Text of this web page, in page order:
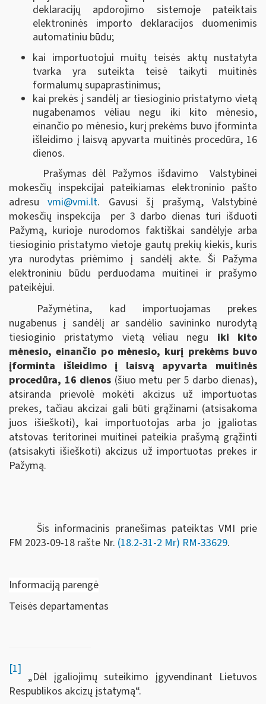
deklaracijų apdorojimo sistemoje pateiktais
elektroninės importo deklaracijos duomenimis
automatiniu būdu;
kai importuotojui muitų teisės aktų nustatyta
tvarka yra suteikta teisė taikyti muitinės
formalumų supaprastinimus;
kai prekės į sandėlį ar tiesioginio pristatymo vietą
nugabenamos vėliau negu iki kito mėnesio,
einančio po mėnesio, kurį prekėms buvo įforminta
išleidimo į laisvą apyvarta muitinės procedūra, 16
dienos.
Prašymas dėl Pažymos išdavimo Valstybinei
mokesčių inspekcijai pateikiamas elektroninio pašto
adresuvmi@vmi.lt. Gavusi šį prašymą, Valstybinė
mokesčių inspekcija per 3 darbo dienas turi išduoti
Pažymą, kurioje nurodomos faktiškai sandėlyje arba
tiesioginio pristatymo vietoje gautų prekių kiekis, kuris
yra nurodytas priėmimo į sandėlį akte. Ši Pažyma
elektroniniu būdu perduodama muitinei ir prašymo
pateikėjui.
Pažymėtina, kad importuojamas prekes
nugabenus į sandėlį ar sandėlio savininko nurodytą
tiesioginio pristatymo vietą vėliau negu iki kito
mėnesio, einančio po mėnesio, kurį prekėms buvo
įforminta išleidimo į laisvą apyvarta muitinės
procedūra, 16 dienos (šiuo metu per 5 darbo dienas),
atsiranda prievolė mokėti akcizus už importuotas
prekes, tačiau akcizai gali būti grąžinami (atsisakoma
juos išieškoti), kai importuotojas arba jo įgaliotas
atstovas teritorinei muitinei pateikia prašymą grąžinti
(atsisakyti išieškoti) akcizus už importuotas prekes ir
Pažymą.
Šis informacinis pranešimas pateiktas VMI prie
FM 2023-09-18 rašte Nr. (18.2-31-2 Mr) RM-33629.
Informaciją parengė
Teisės departamentas
[1]
„Dėl įgaliojimų suteikimo įgyvendinant Lietuvos
Respublikos akcizų įstatymą“.